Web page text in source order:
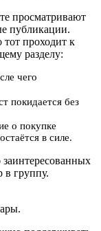
просматривают
публикации.
тот проходит к
разделу:
чего
покидается без
о покупке
в силе.
заинтересованных
в группу.